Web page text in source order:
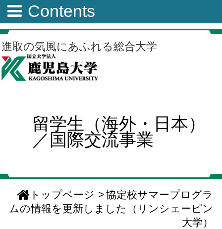
進取の気風にあふれる総合大学
留学生（海外・日本）
／国際交流事業
トップページ >協定校サマープログラ
ムの情報を更新しました（リンシェーピン
大学）
Contents